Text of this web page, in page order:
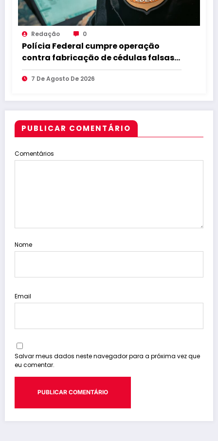
Redação 0
Polícia Federal cumpre operação
contra fabricação de cédulas falsas
no Brejo paraibano
7 De Agosto De 2026
PUBLICAR COMENTÁRIO
Comentários
Nome
Email
Salvar meus dados neste navegador para a próxima vez que
eu comentar.